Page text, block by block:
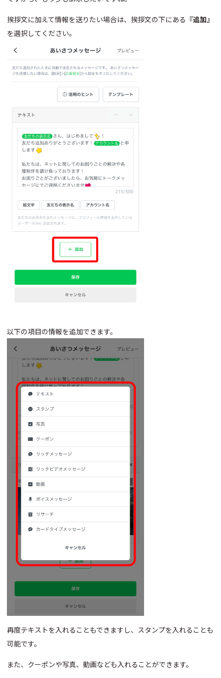
挨拶文に加えて情報を送りたい場合は、挨拶文の下にある 『追加』
を選択してください。
以下の項目の情報を追加できます。
再度テキストを入れることもできますし、スタンプを入れることも
可能です。
また、クーポンや写真、動画なども入れることができます。